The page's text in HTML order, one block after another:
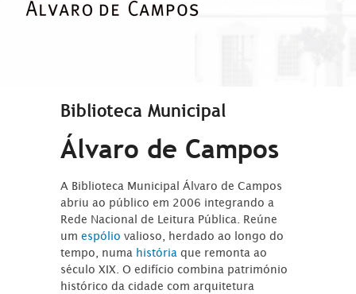
Biblioteca Municipal
Álvaro de Campos
A Biblioteca Municipal Álvaro de Campos
abriu ao público em 2006 integrando a
Rede Nacional de Leitura Pública. Reúne
umespóliovalioso, herdado ao longo do
tempo, numa história que remonta ao
século XIX. O edifício combina património
histórico da cidade com arquitetura